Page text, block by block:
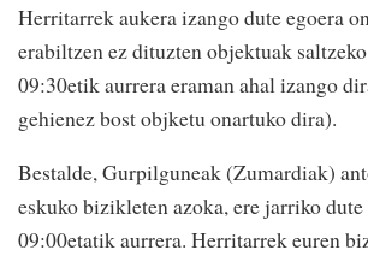
Herritarrek aukera izango dute egoera
erabiltzen ez dituzten objektuak
09:30etik aurrera eraman ahal izango
gehienez bost objketu onartuko dira).
Bestalde, Gurpilguneak (Zumardiak)
eskuko bizikleten azoka, ere jarriko
09:00etatik aurrera. Herritarrek euren